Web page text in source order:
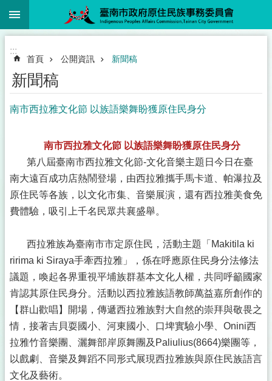
跳到主要內容區塊
:::
首頁 公開資訊 新聞稿
新聞稿
南市西拉雅文化節 以族語樂舞盼獲原住民身分
南市西拉雅文化節 以族語樂舞盼獲原住民身分
第八屆臺南市西拉雅文化節-文化音樂主題日今日在臺
南大遠百成功店熱鬧登場，由西拉雅攜手馬卡道、帕瀑拉及
原住民等各族，以文化市集、音樂展演，還有西拉雅美食免
費體驗，吸引上千名民眾共襄盛舉。
西拉雅族為臺南市市定原住民，活動主題「Makitila ki
ririma ki Siraya手牽西拉雅」，係在呼應原住民身分法修法
議題，喚起各界重視平埔族群基本文化人權，共同呼籲國家
肯認其原住民身分。活動以西拉雅族語教師萬益嘉所創作的
【群山歡唱】開場，傳遞西拉雅族對大自然的崇拜與敬畏之
情，接著吉貝耍國小、河東國小、口埤實驗小學、Onini西
拉雅竹音樂團、灑舞部岸原舞團及Paliulius(8664)樂團等，
以戲劇、音樂及舞蹈不同形式展現西拉雅族與原住民族語言
文化及藝術。